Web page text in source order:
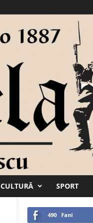
CULTURĂ SPORT
490 Fani